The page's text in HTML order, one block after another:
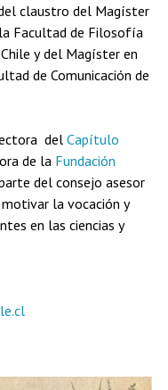
claustro del Magíster
Facultad de Filosofía
y del Magíster en
de Comunicación de
del Capítulo
de la Fundación
del consejo asesor
motivar la vocación y
en las ciencias y